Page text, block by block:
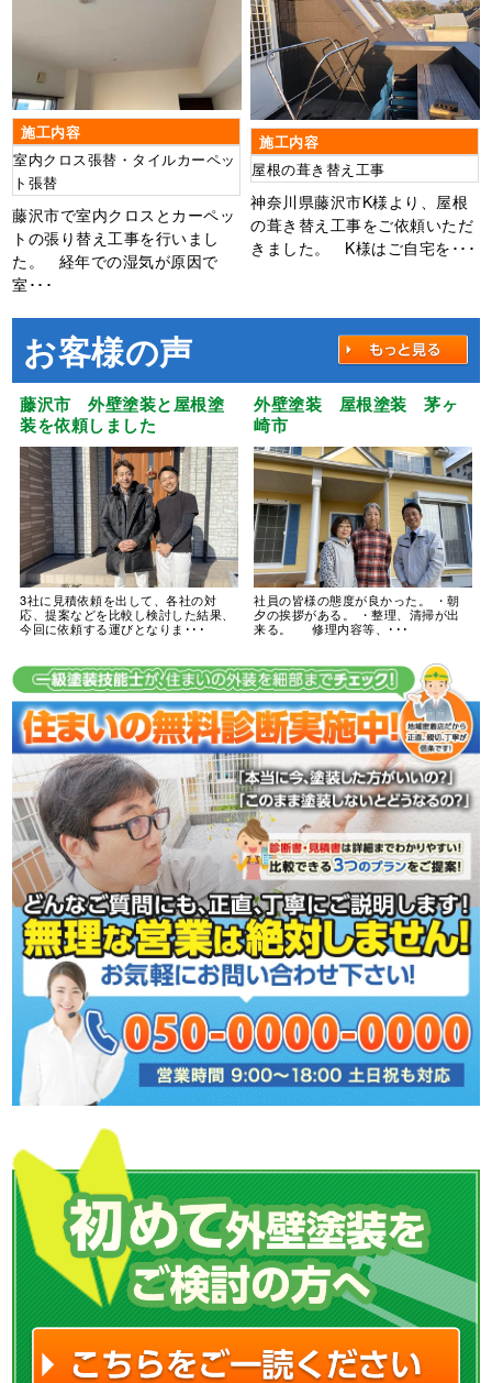
施工内容
室内クロス張替・タイルカーペッ
ト張替
藤沢市で室内クロスとカーペッ
トの張り替え工事を行いまし
た。 経年での湿気が原因で
室･･･
施工内容
屋根の葺き替え工事
神奈川県藤沢市K様より、屋根
の葺き替え工事をご依頼いただ
きました。 K様はご自宅を･･･
お客様の声
藤沢市 外壁塗装と屋根塗
装を依頼しました
3社に見積依頼を出して、各社の対
応、提案などを比較し検討した結果、
今回に依頼する運びとなりま･･･
外壁塗装 屋根塗装 茅ヶ
崎市
社員の皆様の態度が良かった。 ・朝
夕の挨拶がある。 ・整理、清掃が出
来る。 修理内容等、･･･